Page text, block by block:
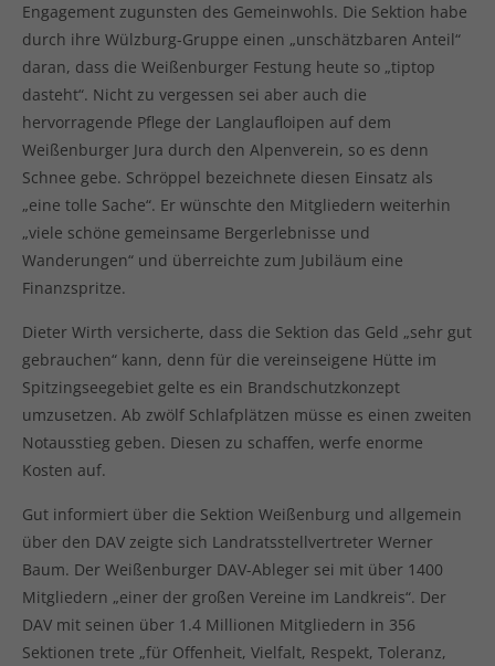
Engagement zugunsten des Gemeinwohls. Die Sektion habe
durch ihre Wülzburg-Gruppe einen „unschätzbaren Anteil“
daran, dass die Weißenburger Festung heute so „tiptop
dasteht“. Nicht zu vergessen sei aber auch die
hervorragende Pflege der Langlaufloipen auf dem
Weißenburger Jura durch den Alpenverein, so es denn
Schnee gebe. Schröppel bezeichnete diesen Einsatz als
„eine tolle Sache“. Er wünschte den Mitgliedern weiterhin
„viele schöne gemeinsame Bergerlebnisse und
Wanderungen“ und überreichte zum Jubiläum eine
Finanzspritze.
Dieter Wirth versicherte, dass die Sektion das Geld „sehr gut
gebrauchen“ kann, denn für die vereinseigene Hütte im
Spitzingseegebiet gelte es ein Brandschutzkonzept
umzusetzen. Ab zwölf Schlafplätzen müsse es einen zweiten
Notausstieg geben. Diesen zu schaffen, werfe enorme
Kosten auf.
Gut informiert über die Sektion Weißenburg und allgemein
über den DAV zeigte sich Landratsstellvertreter Werner
Baum. Der Weißenburger DAV-Ableger sei mit über 1400
Mitgliedern „einer der großen Vereine im Landkreis“. Der
DAV mit seinen über 1.4 Millionen Mitgliedern in 356
Sektionen trete „für Offenheit, Vielfalt, Respekt, Toleranz,